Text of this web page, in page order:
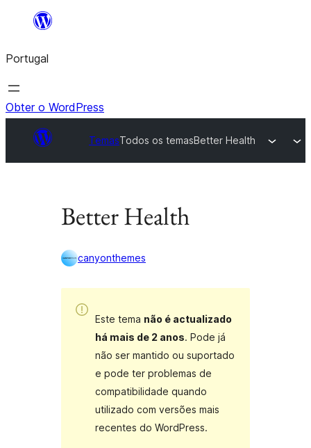
Saltar
o
conteúdo
Portugal
Obter o WordPress
TemasTodos os temasBetter Health
Better Health
canyonthemes
Este tema não é actualizado
há mais de 2 anos. Pode já
não ser mantido ou suportado
e pode ter problemas de
compatibilidade quando
utilizado com versões mais
recentes do WordPress.